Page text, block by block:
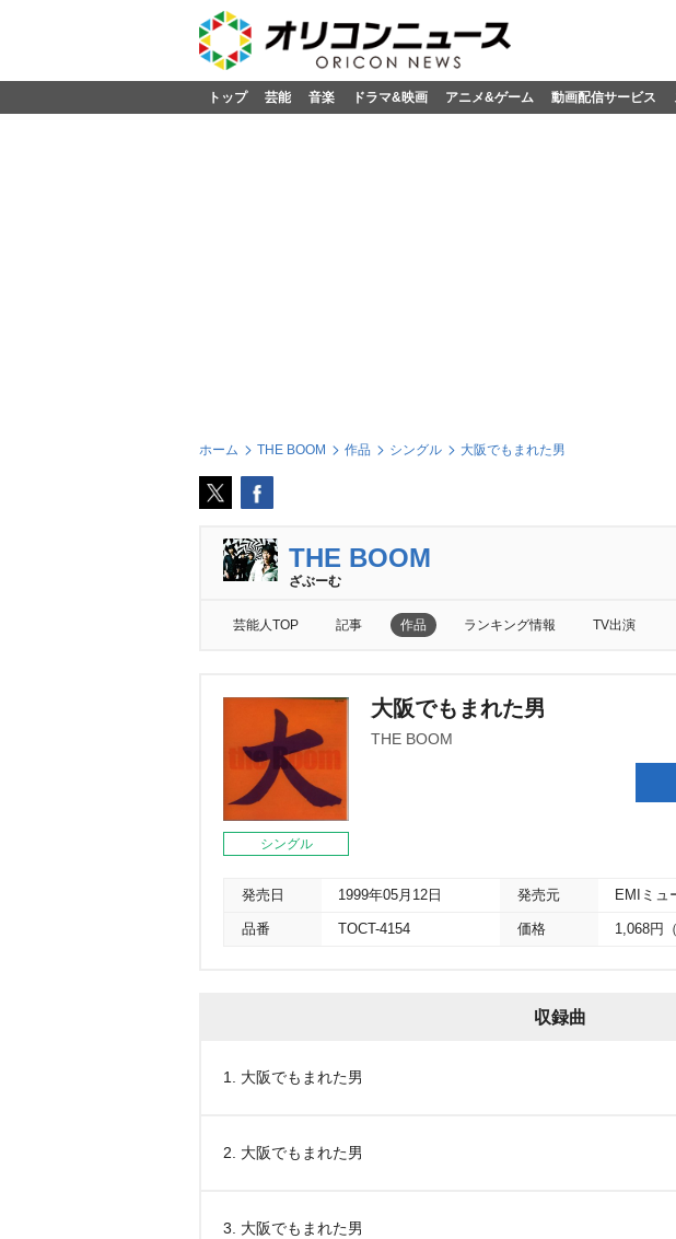
トップ 芸能 音楽 ドラマ&映画 アニメ&ゲーム 動画配信サービス
ホーム THE BOOM 作品 シングル 大阪でもまれた男
THE BOOM
ざぶーむ
芸能人TOP 記事 作品 ランキング情報 TV出演
シングル
大阪でもまれた男
THE BOOM
発売日 1999年05月12日 発売元 EMIミュ
品番 TOCT-4154 価格 1,068円
収録曲
1. 大阪でもまれた男
2. 大阪でもまれた男
3. 大阪でもまれた男